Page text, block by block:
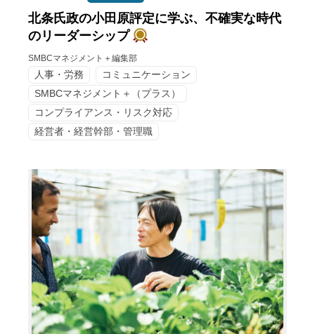
北条氏政の小田原評定に学ぶ、不確実な時代
のリーダーシップ
SMBCマネジメント＋編集部
人事・労務
コミュニケーション
SMBCマネジメント＋（プラス）
コンプライアンス・リスク対応
経営者・経営幹部・管理職